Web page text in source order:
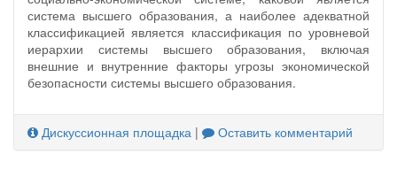
система высшего образования, а наиболее адекватной
классификацией является классификация по уровневой
иерархии системы высшего образования, включая
внешние и внутренние факторы угрозы экономической
безопасности системы высшего образования.
Дискуссионная площадка | Оставить комментарий